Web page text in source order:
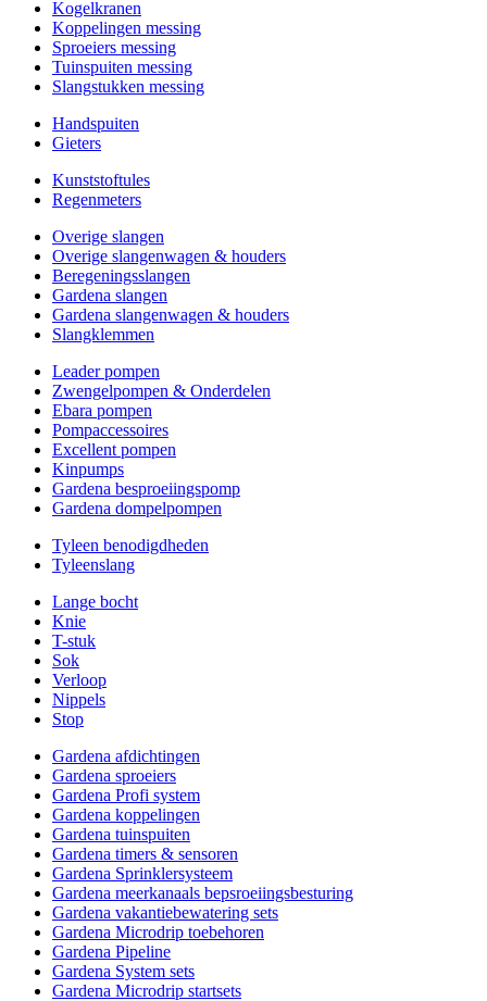
Kogelkranen
Koppelingen messing
Sproeiers messing
Tuinspuiten messing
Slangstukken messing
Handspuiten
Gieters
Kunststoftules
Regenmeters
Overige slangen
Overige slangenwagen & houders
Beregeningsslangen
Gardena slangen
Gardena slangenwagen & houders
Slangklemmen
Leader pompen
Zwengelpompen & Onderdelen
Ebara pompen
Pompaccessoires
Excellent pompen
Kinpumps
Gardena besproeiingspomp
Gardena dompelpompen
Tyleen benodigdheden
Tyleenslang
Lange bocht
Knie
T-stuk
Sok
Verloop
Nippels
Stop
Gardena afdichtingen
Gardena sproeiers
Gardena Profi system
Gardena koppelingen
Gardena tuinspuiten
Gardena timers & sensoren
Gardena Sprinklersysteem
Gardena meerkanaals bepsroeiingsbesturing
Gardena vakantiebewatering sets
Gardena Microdrip toebehoren
Gardena Pipeline
Gardena System sets
Gardena Microdrip startsets